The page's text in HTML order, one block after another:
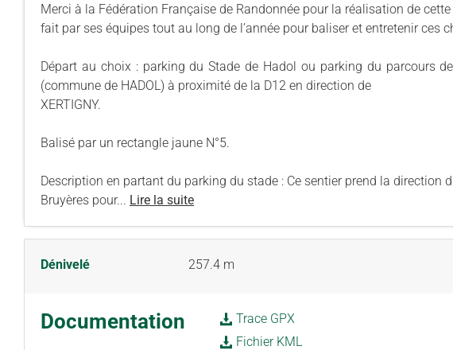
Merci à la Fédération Française de Randonnée pour la réalisation de
fait par ses équipes tout au long de l’année pour baliser et entretenir ces
Départ au choix : parking du Stade de Hadol ou parking du parcours
(commune de HADOL) à proximité de la D12 en direction de
XERTIGNY.
Balisé par un rectangle jaune N°5.
Description en partant du parking du stade : Ce sentier prend la direction
Bruyères pour... Lire la suite
Dénivelé 257.4 m
Documentation
Trace GPX
Fichier KML